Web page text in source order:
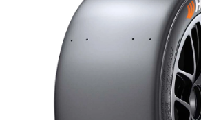
SERVIS
FANOUŠCI